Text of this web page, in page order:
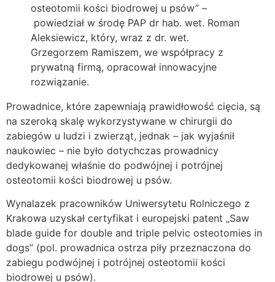
osteotomii kości biodrowej u psów” –
powiedział w środę PAP dr hab. wet. Roman
Aleksiewicz, który, wraz z dr. wet.
Grzegorzem Ramiszem, we współpracy z
prywatną firmą, opracował innowacyjne
rozwiązanie.
Prowadnice, które zapewniają prawidłowość cięcia, są
na szeroką skalę wykorzystywane w chirurgii do
zabiegów u ludzi i zwierząt, jednak – jak wyjaśnił
naukowiec – nie było dotychczas prowadnicy
dedykowanej właśnie do podwójnej i potrójnej
osteotomii kości biodrowej u psów.
Wynalazek pracowników Uniwersytetu Rolniczego z
Krakowa uzyskał certyfikat i europejski patent „Saw
blade guide for double and triple pelvic osteotomies in
dogs” (pol. prowadnica ostrza piły przeznaczona do
zabiegu podwójnej i potrójnej osteotomii kości
biodrowej u psów).